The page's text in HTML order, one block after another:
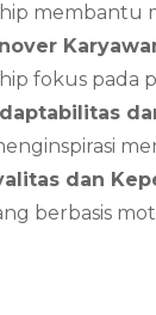
membantu
fokus pada
dan
berbasis